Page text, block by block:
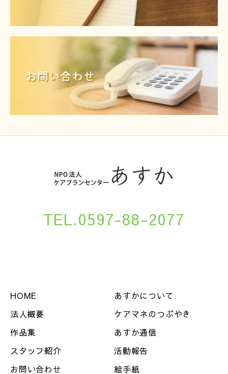
お問い合わせ
TEL.0597-88-2077
HOME
あすかについて
法人概要
ケアマネのつぶやき
作品集
あすか通信
スタッフ紹介
活動報告
お問い合わせ
絵手紙